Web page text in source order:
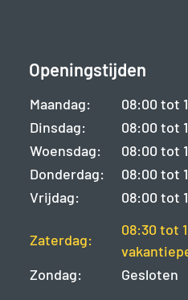
Openingstijden
Maandag:
08:00 tot
Dinsdag:
08:00 tot
Woensdag:
08:00 tot
Donderdag:
08:00 tot
Vrijdag:
08:00 tot
Zaterdag:
08:30 tot
Zondag:
Gesloten